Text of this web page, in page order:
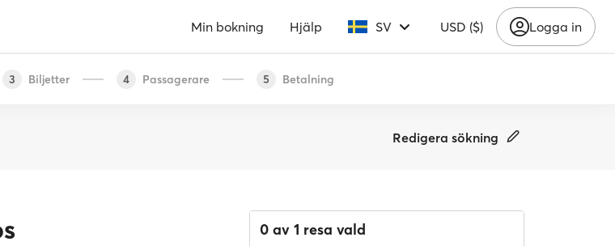
Min bokning Hjälp SV USD ($) Logga in
3 Biljetter 4 Passagerare 5 Betalning
Redigera sökning
0 av 1 resa vald